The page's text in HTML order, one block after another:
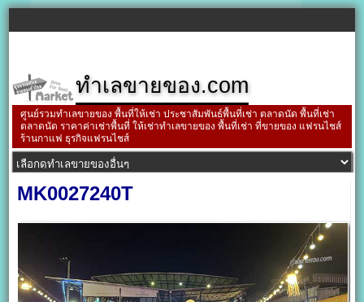
ทำเลขายของ.com
ศูนย์รวมทำเลขายของ พื้นที่ให้เช่า ประชาสัมพันธ์พื้นที่เช่า ตลาดนัด พื้นที่เช่า
ตลาดนัด ราคาค่าเช่าพื้นที่ ให้เช่าทำเลขายของ พื้นที่เช่า ที่ขายของ แฟรนไชส์
ร้านกาแฟ ธุรกิจแฟรนไชส์
MK0027240T